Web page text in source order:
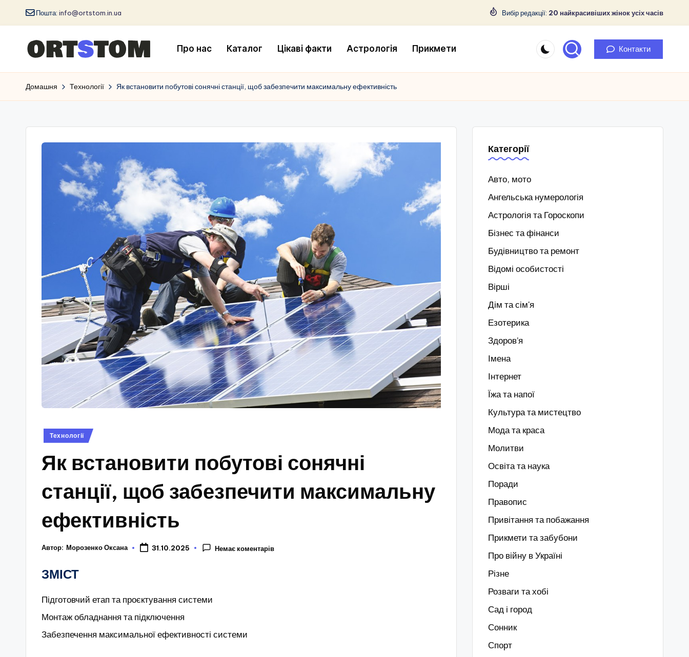
Пошта: info@ortstom.in.ua Вибір редакції: 20 найкрасивіших жінок усіх часів
Про нас Каталог Цікаві факти Астрологія Прикмети Контакти
Домашня Технології Як встановити побутові сонячні станції, щоб забезпечити максимальну ефективність
Опубліковано
Технології
Як встановити побутові сонячні
станції, щоб забезпечити максимальну
ефективність
Автор: Морозенко Оксана 31.10.2025 Немає коментарів
ЗМІСТ
Підготовчий етап та проєктування системи
Монтаж обладнання та підключення
Забезпечення максимальної ефективності системи
Категорії
Авто, мото
Ангельська нумерологія
Астрологія та Гороскопи
Бізнес та фінанси
Будівництво та ремонт
Відомі особистості
Вірші
Дім та сім'я
Езотерика
Здоров’я
Імена
Інтернет
Їжа та напої
Культура та мистецтво
Мода та краса
Молитви
Освіта та наука
Поради
Правопис
Привітання та побажання
Прикмети та забубони
Про війну в Україні
Різне
Розваги та хобі
Сад і город
Сонник
Спорт